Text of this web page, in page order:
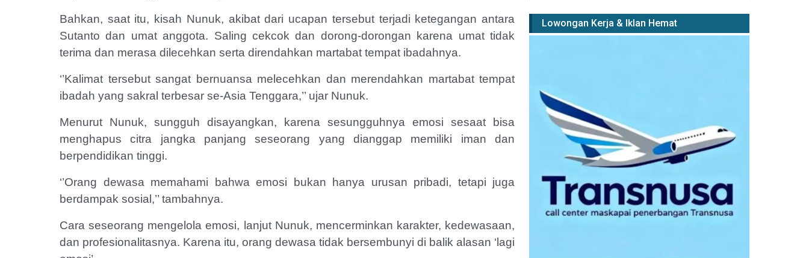
Bahkan, saat itu, kisah Nunuk, akibat dari ucapan tersebut terjadi ketegangan antara
Sutanto dan umat anggota. Saling cekcok dan dorong-dorongan karena umat tidak
terima dan merasa dilecehkan serta direndahkan martabat tempat ibadahnya.
‘’Kalimat tersebut sangat bernuansa melecehkan dan merendahkan martabat tempat
ibadah yang sakral terbesar se-Asia Tenggara,’’ ujar Nunuk.
Menurut Nunuk, sungguh disayangkan, karena sesungguhnya emosi sesaat bisa
menghapus citra jangka panjang seseorang yang dianggap memiliki iman dan
berpendidikan tinggi.
‘’Orang dewasa memahami bahwa emosi bukan hanya urusan pribadi, tetapi juga
berdampak sosial,’’ tambahnya.
Cara seseorang mengelola emosi, lanjut Nunuk, mencerminkan karakter, kedewasaan,
dan profesionalitasnya. Karena itu, orang dewasa tidak bersembunyi di balik alasan ‘lagi
Lowongan Kerja & Iklan Hemat